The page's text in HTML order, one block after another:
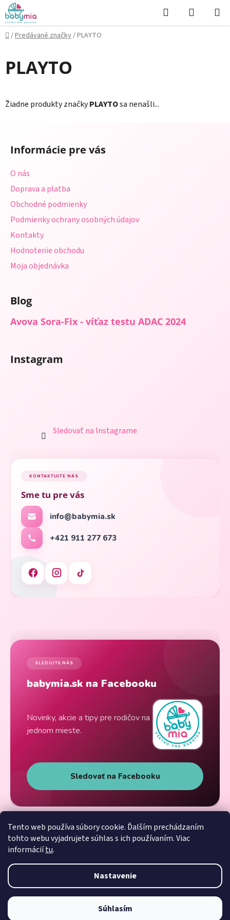
Tento web používa súbory cookie. Ďalším prechádzaním
tohto webu vyjadrujete súhlas s ich používaním. Viac
informáciítu.
Nastavenie
Súhlasím
Prejsť
na
obsah
Hľadať
KOŠÍK
Domov
/Predávané značky/PLAYTO
PLAYTO
Žiadne produkty značkyPLAYTOsa nenašli...
Informácie pre vás
O nás
Doprava a platba
Obchodné podmienky
Podmienky ochrany osobných údajov
Kontakty
Hodnotenie obchodu
Moja objednávka
Blog
Avova Sora-Fix - víťaz testu ADAC 2024
Instagram
Sledovať na Instagrame
KONTAKTUJTE NÁS
Sme tu pre vás
info@babymia.sk
+421 911 277 673
SLEDUJTE NÁS
babymia.sk na Facebooku
Novinky, akcie a tipy pre rodičov na
jednom mieste.
Sledovať na Facebooku
Vytvoril Shoptet